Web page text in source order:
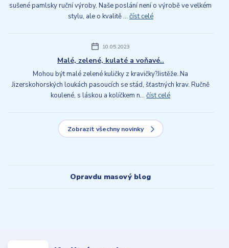
sušené pamlsky ruční výroby. Naše poslání není o výrobě ve velkém
stylu, ale o kvalitě ... číst celé
10.05.2023
Malé, zelené, kulaté a voňavé..
Mohou být malé zelené kuličky z kravičky?Jistěže..Na
Jizerskohorských loukách pasoucích se stád, šťastných krav. Ručně
koulené, s láskou a kolíčkem n...číst celé
Zobrazit všechny novinky
Opravdu masový blog